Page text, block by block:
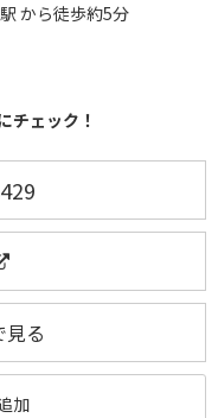
から徒歩約5分
チェック！
見る
加